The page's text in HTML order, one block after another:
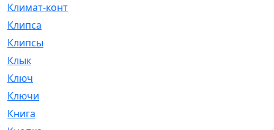
Климат-контроль
Клипса
Клипсы
Клык
Ключ
Ключи
Книга